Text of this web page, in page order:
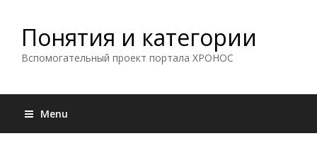
Понятия и категории
Вспомогательный проект портала ХРОНОС
Menu